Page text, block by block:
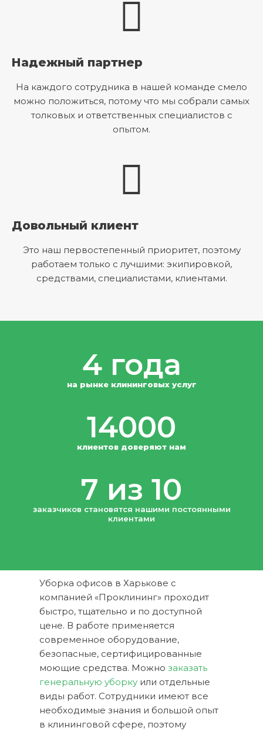
Надежный партнер
На каждого сотрудника в нашей команде смело
можно положиться, потому что мы собрали самых
толковых и ответственных специалистов с
опытом.
Довольный клиент
Это наш первостепенный приоритет, поэтому
работаем только с лучшими: экипировкой,
средствами, специалистами, клиентами.
4 года
на рынке клининговых услуг
14000
клиентов доверяют нам
7 из 10
заказчиков становятся нашими постоянными
клиентами
Уборка офисов в Харькове с
компанией «Проклининг» проходит
быстро, тщательно и по доступной
цене. В работе применяется
современное оборудование,
безопасные, сертифицированные
моющие средства. Можнозаказать
генеральную уборку или отдельные
виды работ. Сотрудники имеют все
необходимые знания и большой опыт
в клининговой сфере, поэтому